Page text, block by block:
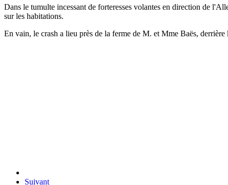
Dans le tumulte incessant de forteresses volantes en direction de
sur les habitations.
En vain, le crash a lieu près de la ferme de M. et Mme Baës,
Suivant